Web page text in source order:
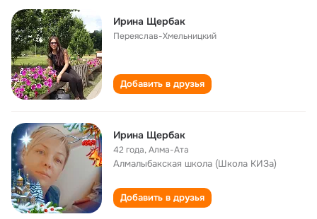
Ирина Щербак
Переяслав-Хмельницкий
Добавить в друзья
Ирина Щербак
42 года,Алма-Ата
Алмалыбакская школа (Школа КИЗа)
Добавить в друзья